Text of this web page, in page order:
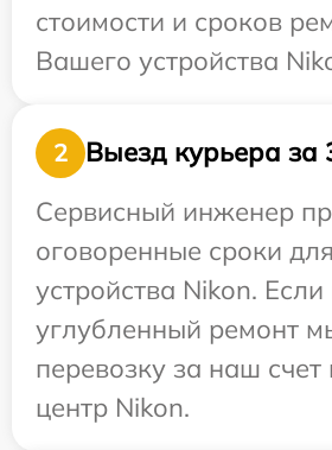
стоимости и сроков
Вашего устройства
2
Выезд курьера за
Сервисный инженер
оговоренные сроки
устройства Nikon. Если
углубленный ремонт
перевозку за наш
центр Nikon.